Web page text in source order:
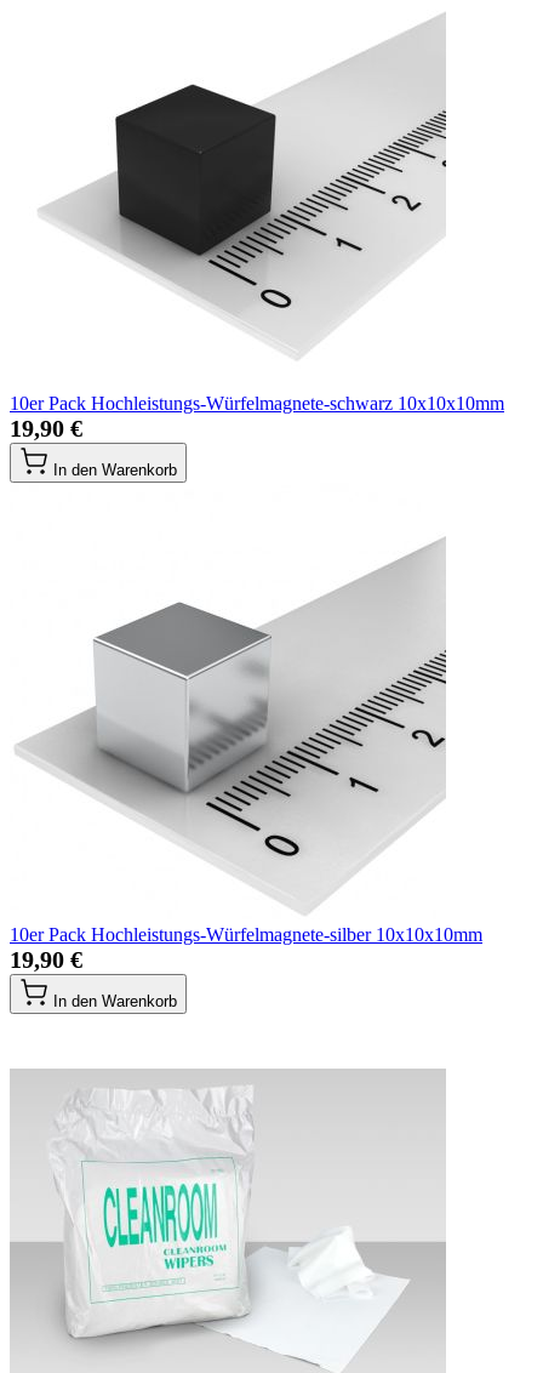
10er Pack Hochleistungs-Würfelmagnete-schwarz 10x10x10mm
19,90 €
In den Warenkorb
10er Pack Hochleistungs-Würfelmagnete-silber 10x10x10mm
19,90 €
In den Warenkorb